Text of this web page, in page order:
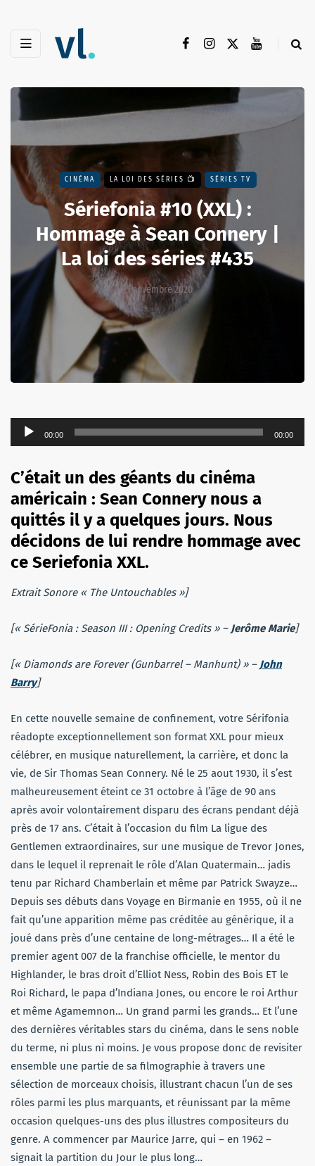
CINÉMA LA LOI DES SÉRIES 📺 SÉRIES TV
Sériefonia #10 (XXL) :
Hommage à Sean Connery |
La loi des séries #435
13 novembre 2020
Lecteur
audio
00:00 00:00
C’était un des géants du cinéma
américain : Sean Connery nous a
quittés il y a quelques jours. Nous
décidons de lui rendre hommage avec
ce Seriefonia XXL.
Extrait Sonore « The Untouchables »]
[« SérieFonia : Season III : Opening Credits » – Jerôme Marie]
[« Diamonds are Forever (Gunbarrel – Manhunt) » – John
Barry]
En cette nouvelle semaine de confinement, votre Sérifonia
réadopte exceptionnellement son format XXL pour mieux
célébrer, en musique naturellement, la carrière, et donc la
vie, de Sir Thomas Sean Connery. Né le 25 aout 1930, il s’est
malheureusement éteint ce 31 octobre à l’âge de 90 ans
après avoir volontairement disparu des écrans pendant déjà
près de 17 ans. C’était à l’occasion du film La ligue des
Gentlemen extraordinaires, sur une musique de Trevor Jones,
dans le lequel il reprenait le rôle d’Alan Quatermain… jadis
tenu par Richard Chamberlain et même par Patrick Swayze…
Depuis ses débuts dans Voyage en Birmanie en 1955, où il ne
fait qu’une apparition même pas créditée au générique, il a
joué dans près d’une centaine de long-métrages… Il a été le
premier agent 007 de la franchise officielle, le mentor du
Highlander, le bras droit d’Elliot Ness, Robin des Bois ET le
Roi Richard, le papa d’Indiana Jones, ou encore le roi Arthur
et même Agamemnon… Un grand parmi les grands… Et l’une
des dernières véritables stars du cinéma, dans le sens noble
du terme, ni plus ni moins. Je vous propose donc de revisiter
ensemble une partie de sa filmographie à travers une
sélection de morceaux choisis, illustrant chacun l’un de ses
rôles parmi les plus marquants, et réunissant par la même
occasion quelques-uns des plus illustres compositeurs du
genre. A commencer par Maurice Jarre, qui – en 1962 –
signait la partition du Jour le plus long…